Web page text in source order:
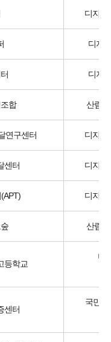
디지털
디지
디지
합 산림,
연구센터 디지털
센터 디지털
디지털
산림,
등학교
미
센터
국민체